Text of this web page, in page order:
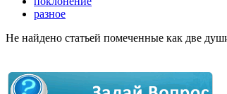
разное
Не найдено статьей помеченные как две